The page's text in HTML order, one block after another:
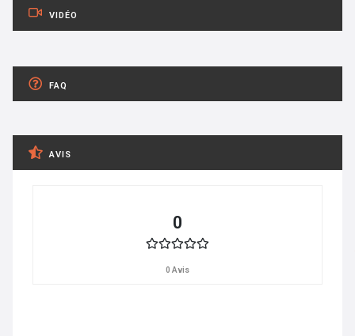
VIDÉO
FAQ
AVIS
0
0 Avis